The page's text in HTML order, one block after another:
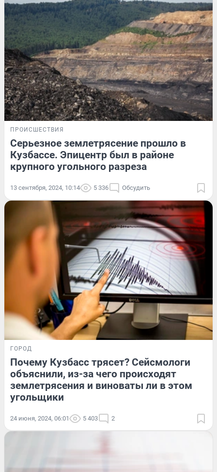
ПРОИСШЕСТВИЯ
Серьезное землетрясение прошло в
Кузбассе. Эпицентр был в районе
крупного угольного разреза
13 сентября, 2024, 10:14 5 336 Обсудить
ГОРОД
Почему Кузбасс трясет? Сейсмологи
объяснили, из-за чего происходят
землетрясения и виноваты ли в этом
угольщики
24 июня, 2024, 06:01 5 403 2